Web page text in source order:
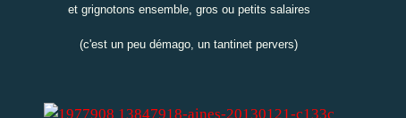
et grignotons ensemble, gros ou petits salaires
(c'est un peu démago, un tantinet pervers)